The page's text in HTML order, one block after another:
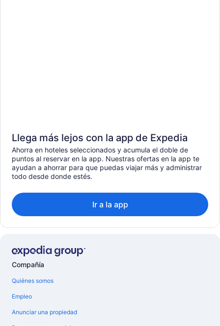
Llega más lejos con la app de Expedia
Ahorra en hoteles seleccionados y acumula el doble de
puntos al reservar en la app. Nuestras ofertas en la app te
ayudan a ahorrar para que puedas viajar más y administrar
todo desde donde estés.
Ir a la app
Compañía
Quiénes somos
Empleo
Anunciar una propiedad